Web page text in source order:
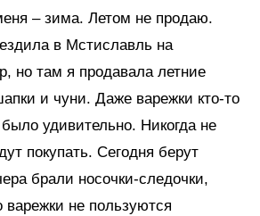
– зима. Летом не продаю.
в Мстиславль на
но там я продавала летние
и чуни. Даже варежки кто-то
удивительно. Никогда не
покупать. Сегодня берут
брали носочки-следочки,
не пользуются